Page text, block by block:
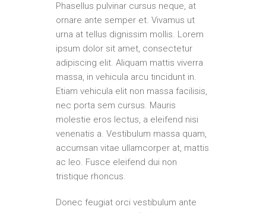
Phasellus pulvinar cursus neque, at
ornare ante semper et. Vivamus ut
urna at tellus dignissim mollis. Lorem
ipsum dolor sit amet, consectetur
adipiscing elit. Aliquam mattis viverra
massa, in vehicula arcu tincidunt in.
Etiam vehicula elit non massa facilisis,
nec porta sem cursus. Mauris
molestie eros lectus, a eleifend nisi
venenatis a. Vestibulum massa quam,
accumsan vitae ullamcorper at, mattis
ac leo. Fusce eleifend dui non
tristique rhoncus.
Donec feugiat orci vestibulum ante